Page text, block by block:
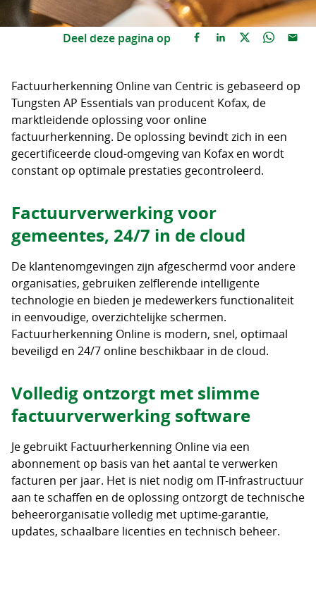
Deel deze pagina op
Factuurherkenning Online van Centric is gebaseerd op
Tungsten AP Essentials van producent Kofax, de
marktleidende oplossing voor online
factuurherkenning. De oplossing bevindt zich in een
gecertificeerde cloud-omgeving van Kofax en wordt
constant op optimale prestaties gecontroleerd.
Factuurverwerking voor
gemeentes, 24/7 in de cloud
De klantenomgevingen zijn afgeschermd voor andere
organisaties, gebruiken zelflerende intelligente
technologie en bieden je medewerkers functionaliteit
in eenvoudige, overzichtelijke schermen.
Factuurherkenning Online is modern, snel, optimaal
beveiligd en 24/7 online beschikbaar in de cloud.
Volledig ontzorgt met slimme
factuurverwerking software
Je gebruikt Factuurherkenning Online via een
abonnement op basis van het aantal te verwerken
facturen per jaar. Het is niet nodig om IT-infrastructuur
aan te schaffen en de oplossing ontzorgt de technische
beheerorganisatie volledig met uptime-garantie,
updates, schaalbare licenties en technisch beheer.